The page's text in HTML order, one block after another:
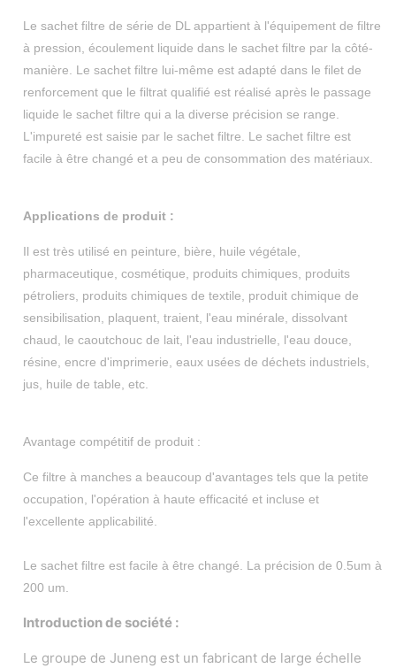
Le sachet filtre de série de DL appartient à l'équipement de filtre
à pression, écoulement liquide dans le sachet filtre par la côté-
manière. Le sachet filtre lui-même est adapté dans le filet de
renforcement que le filtrat qualifié est réalisé après le passage
liquide le sachet filtre qui a la diverse précision se range.
L'impureté est saisie par le sachet filtre. Le sachet filtre est
facile à être changé et a peu de consommation des matériaux.
Applications de produit :
Il est très utilisé en peinture, bière, huile végétale,
pharmaceutique, cosmétique, produits chimiques, produits
pétroliers, produits chimiques de textile, produit chimique de
sensibilisation, plaquent, traient, l'eau minérale, dissolvant
chaud, le caoutchouc de lait, l'eau industrielle, l'eau douce,
résine, encre d'imprimerie, eaux usées de déchets industriels,
jus, huile de table, etc.
Avantage compétitif de produit :
Ce filtre à manches a beaucoup d'avantages tels que la petite
occupation, l'opération à haute efficacité et incluse et
l'excellente applicabilité.
Le sachet filtre est facile à être changé. La précision de 0.5um à
200 um.
Introduction de société :
Le groupe de Juneng est un fabricant de large échelle